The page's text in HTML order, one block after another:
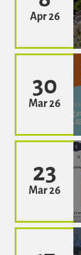
Apr 26
30
Mar 26
23
Mar 26